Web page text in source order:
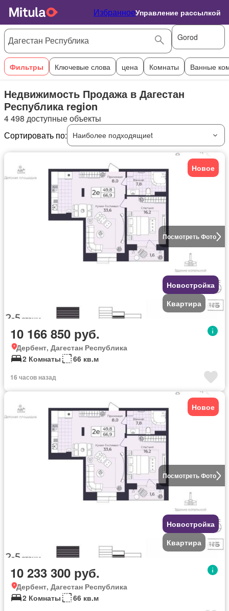
ИзбранноеУправление рассылкой
Gorod
Фильтры Ключевые слова цена Комнаты Ванные
Недвижимость Продажа в Дагестан
Республика region
4 498 доступные объекты
Сортировать по:
Наиболее подходящиеt
Посмотреть Фото
Новое
Новостройка
Квартира
10 166 850 руб.
Дербент, Дагестан Республика
2 Комнаты
66 кв.м
16 часов назад
Посмотреть Фото
Новое
Новостройка
Квартира
10 233 300 руб.
Дербент, Дагестан Республика
2 Комнаты
66 кв.м